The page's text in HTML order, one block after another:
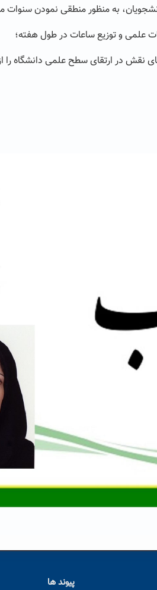
نقش در ارتقای سطح علمی دانشگاه را
پیوند ها